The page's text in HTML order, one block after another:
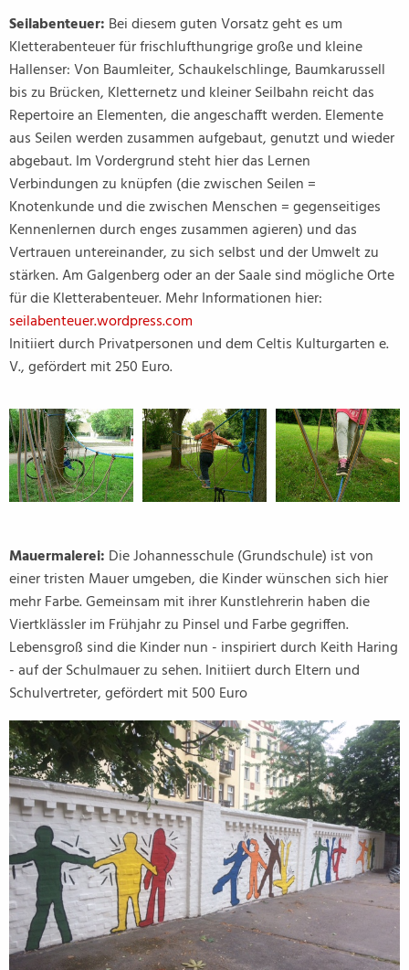
Seilabenteuer: Bei diesem guten Vorsatz geht es um
Kletterabenteuer für frischlufthungrige große und kleine
Hallenser: Von Baumleiter, Schaukelschlinge, Baumkarussell
bis zu Brücken, Kletternetz und kleiner Seilbahn reicht das
Repertoire an Elementen, die angeschafft werden. Elemente
aus Seilen werden zusammen aufgebaut, genutzt und wieder
abgebaut. Im Vordergrund steht hier das Lernen
Verbindungen zu knüpfen (die zwischen Seilen =
Knotenkunde und die zwischen Menschen = gegenseitiges
Kennenlernen durch enges zusammen agieren) und das
Vertrauen untereinander, zu sich selbst und der Umwelt zu
stärken. Am Galgenberg oder an der Saale sind mögliche Orte
für die Kletterabenteuer. Mehr Informationen hier:
seilabenteuer.wordpress.com
Initiiert durch Privatpersonen und dem Celtis Kulturgarten e.
V., gefördert mit 250 Euro.
Mauermalerei: Die Johannesschule (Grundschule) ist von
einer tristen Mauer umgeben, die Kinder wünschen sich hier
mehr Farbe. Gemeinsam mit ihrer Kunstlehrerin haben die
Viertklässler im Frühjahr zu Pinsel und Farbe gegriffen.
Lebensgroß sind die Kinder nun - inspiriert durch Keith Haring
- auf der Schulmauer zu sehen. Initiiert durch Eltern und
Schulvertreter, gefördert mit 500 Euro